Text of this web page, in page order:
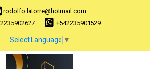
rodolfo.latorre@hotmail.com
+542235901529
Select Language ▼